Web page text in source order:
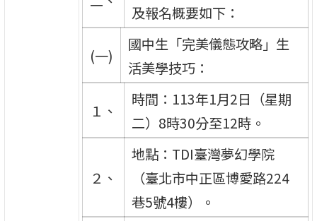
及報名概要如下：
(一)
國中生「完美儀態攻略」生
活美學技巧：
１、
時間：113年1月2日（星期
二）8時30分至12時。
２、
地點：TDI臺灣夢幻學院
（臺北市中正區博愛路224
巷5號4樓）。